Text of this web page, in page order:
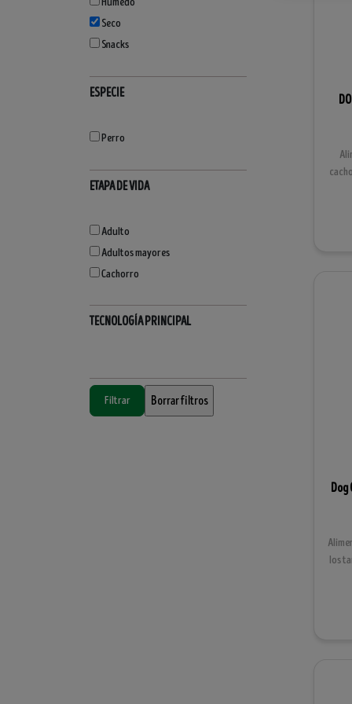
Seco
Snacks
ESPECIE
Perro
ETAPA DE VIDA
Adulto
Adultos mayores
Cachorro
TECNOLOGÍA PRINCIPAL
Dog
los